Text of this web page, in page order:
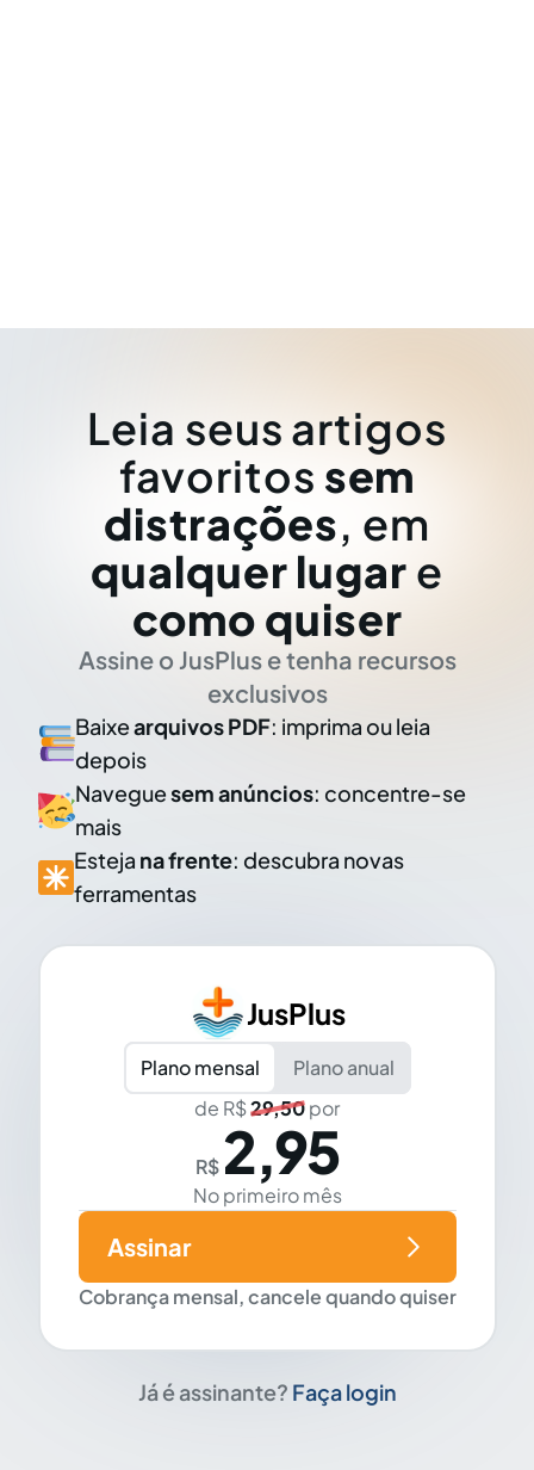
Leia seus artigos
favoritos sem
distrações, em
qualquer lugar e
como quiser
Assine o JusPlus e tenha recursos
exclusivos
Baixearquivos PDF: imprima ou leia
depois
Naveguesem anúncios: concentre-se
mais
Esteja na frente: descubra novas
ferramentas
JusPlus
Plano mensal
Plano anual
de R$29,50por
R$ 2,95
No primeiro mês
Cobrança mensal, cancele quando quiser
Assinar
Já é assinante? Faça login